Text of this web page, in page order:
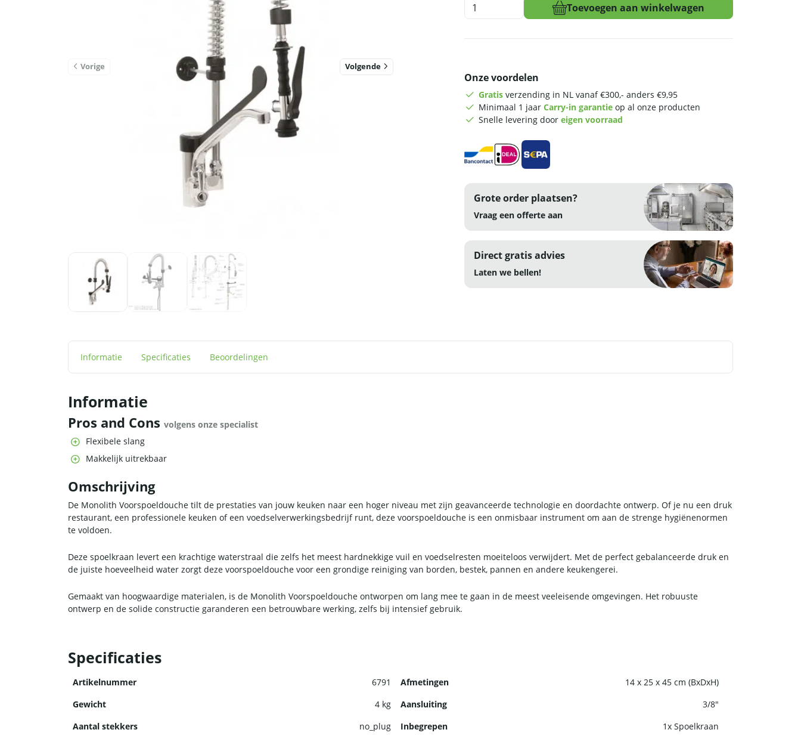
Vorige Volgende
Voorspoeldouche
aantal
Toevoegen aan winkelwagen
Onze voordelen
Gratis verzending in NL vanaf €300,- anders €9,95
Minimaal 1 jaar Carry-in garantie op al onze producten
Snelle levering door eigen voorraad
Grote order plaatsen?
Vraag een offerte aan
Direct gratis advies
Laten we bellen!
Informatie Specificaties Beoordelingen
Informatie
Pros and Cons volgens onze specialist
Flexibele slang
Makkelijk uitrekbaar
Omschrijving
De Monolith Voorspoeldouche tilt de prestaties van jouw keuken naar een hoger niveau met zijn geavanceerde technologie en doordachte ontwerp. Of je nu een druk
restaurant, een professionele keuken of een voedselverwerkingsbedrijf runt, deze voorspoeldouche is een onmisbaar instrument om aan de strenge hygiënenormen
te voldoen.
Deze spoelkraan levert een krachtige waterstraal die zelfs het meest hardnekkige vuil en voedselresten moeiteloos verwijdert. Met de perfect gebalanceerde druk en
de juiste hoeveelheid water zorgt deze voorspoeldouche voor een grondige reiniging van borden, bestek, pannen en andere keukengerei.
Gemaakt van hoogwaardige materialen, is de Monolith Voorspoeldouche ontworpen om lang mee te gaan in de meest veeleisende omgevingen. Het robuuste
ontwerp en de solide constructie garanderen een betrouwbare werking, zelfs bij intensief gebruik.
Specificaties
Artikelnummer 6791 Afmetingen
14 x 25 x 45 cm (BxDxH)
Gewicht
4 kg Aansluiting
3/8"
Aantal stekkers
no_plug Inbegrepen
1x Spoelkraan